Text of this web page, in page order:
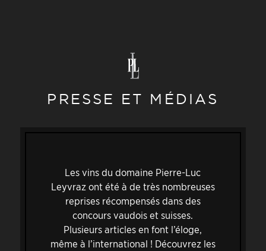
PRESSE ET MÉDIAS
Les vins du domaine Pierre-Luc
Leyvraz ont été à de très nombreuses
reprises récompensés dans des
concours vaudois et suisses.
Plusieurs articles en font l’éloge,
même à l’international ! Découvrez les